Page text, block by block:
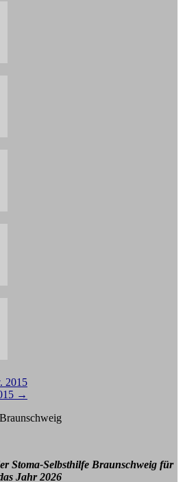
2015
→
Stoma-Selbsthilfe Braunschweig für
Jahr 2026